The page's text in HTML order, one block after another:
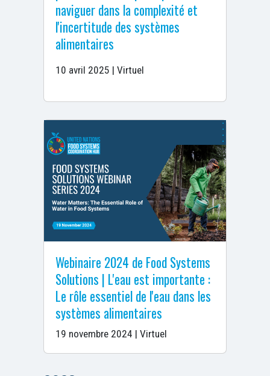
naviguer dans la complexité et
l'incertitude des systèmes
alimentaires
10 avril 2025 | Virtuel
Webinaire 2024 de Food Systems
Solutions | L'eau est importante :
Le rôle essentiel de l'eau dans les
systèmes alimentaires
19 novembre 2024 | Virtuel